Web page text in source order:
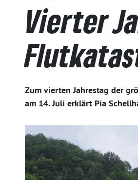
Vierter
Zum vierten Jahrestag der
am 14. Juli erklärt Pia